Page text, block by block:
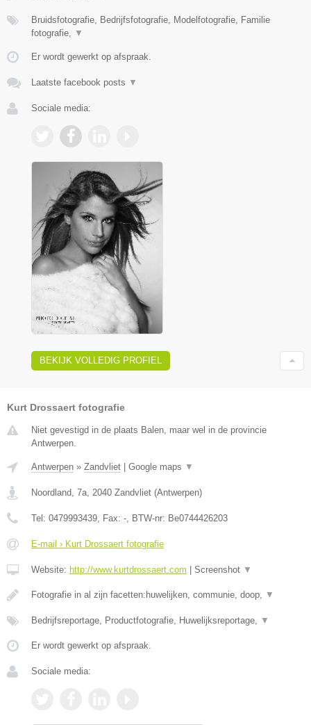
Bruidsfotografie, Bedrijfsfotografie, Modelfotografie, Familie
fotografie,
▼
Er wordt gewerkt op afspraak.
Laatste facebook posts ▼
Sociale media:
BEKIJK VOLLEDIG PROFIEL
Kurt Drossaert fotografie
Niet gevestigd in de plaats Balen, maar wel in de provincie
Antwerpen.
Antwerpen » Zandvliet Google maps ▼
Noordland, 7a 2040 Zandvliet (Antwerpen)
Tel: 0479993439 , Fax: - , BTW-nr: Be0744426203
E-mail › Kurt Drossaert fotografie
Website: http://www.kurtdrossaert.com Screenshot ▼
Fotografie in al zijn facetten:huwelijken, communie, doop, ▼
Bedrijfsreportage, Productfotografie, Huwelijksreportage, ▼
Er wordt gewerkt op afspraak.
Sociale media: